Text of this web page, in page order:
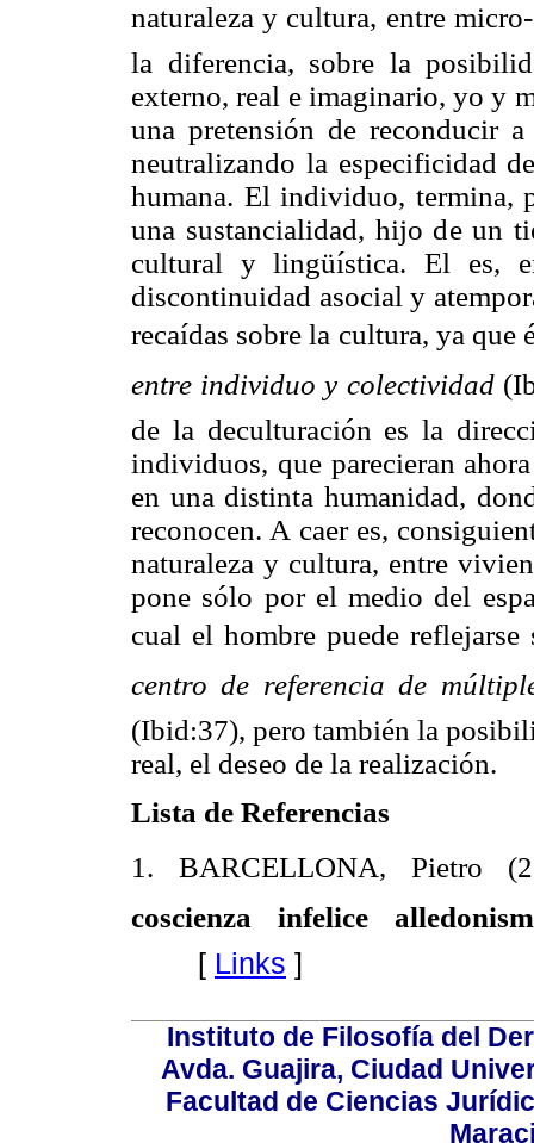
naturaleza y cultura, entre
la diferencia, sobre la
externo, real e imaginario, yo y
una pretensión de reconducir
neutralizando la especificidad
humana. El individuo, termina,
una sustancialidad, hijo de un
cultural y lingüística. El es,
discontinuidad asocial y
recaídas sobre la cultura, ya que
entre individuo y colectividad
de la deculturación es la
individuos, que parecieran
en una distinta humanidad,
reconocen. A caer es,
naturaleza y cultura, entre
pone sólo por el medio del
cual el hombre puede
centro de referencia de
(Ibid:37), pero también la
real, el deseo de la realización.
Lista de Referencias
1. BARCELLONA, Pietro
coscienza infelice
[ Links ]
Instituto de Filosofía del
Avda. Guajira, Ciudad
Facultad de Ciencias